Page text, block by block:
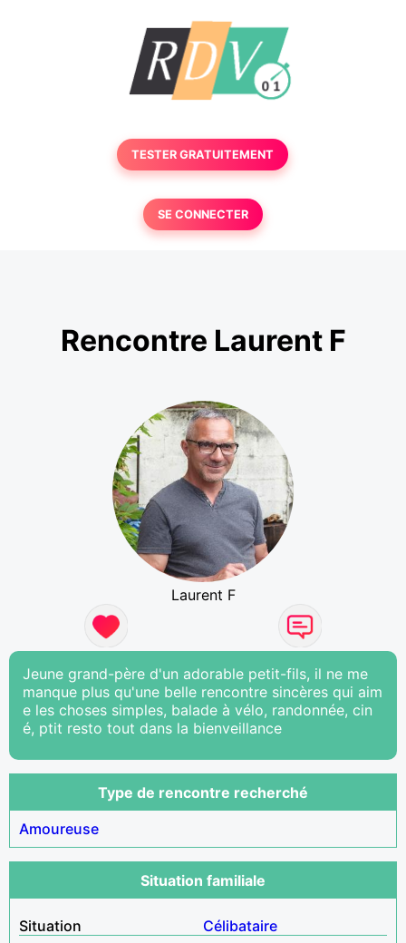
TESTER GRATUITEMENT
SE CONNECTER
Rencontre Laurent F
Laurent F
Jeune grand-père d'un adorable petit-fils, il ne me
manque plus qu'une belle rencontre sincères qui aim
e les choses simples, balade à vélo, randonnée, cin
é, ptit resto tout dans la bienveillance
Type de rencontre recherché
Amoureuse
Situation familiale
Situation
Célibataire